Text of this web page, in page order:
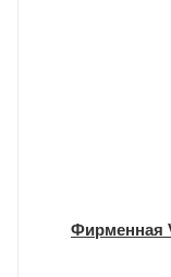
Фирменная